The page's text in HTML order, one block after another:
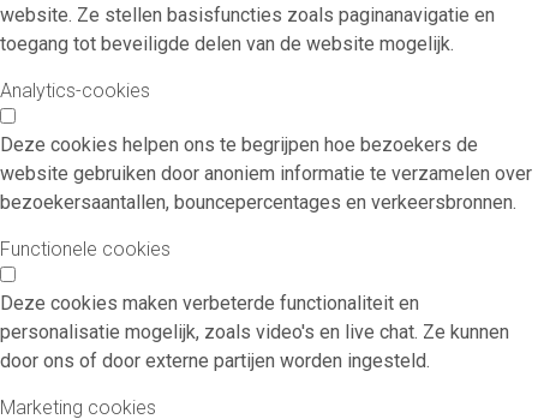
website. Ze stellen basisfuncties zoals paginanavigatie en
toegang tot beveiligde delen van de website mogelijk.
Analytics-cookies
Deze cookies helpen ons te begrijpen hoe bezoekers de
website gebruiken door anoniem informatie te verzamelen over
bezoekersaantallen, bouncepercentages en verkeersbronnen.
Functionele cookies
Deze cookies maken verbeterde functionaliteit en
personalisatie mogelijk, zoals video's en live chat. Ze kunnen
door ons of door externe partijen worden ingesteld.
Marketing cookies